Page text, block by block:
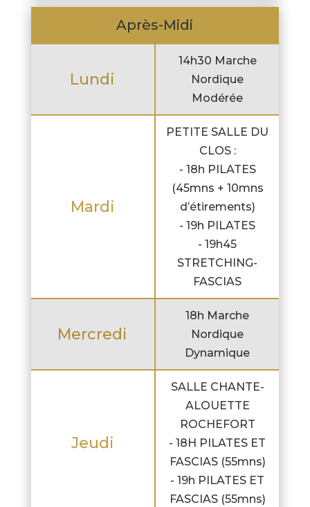
Après-Midi
Lundi
14h30 Marche
Nordique
Modérée
Mardi
PETITE SALLE DU
CLOS :
- 18h PILATES
(45mns + 10mns
d’étirements)
- 19h PILATES
- 19h45
STRETCHING-
FASCIAS
Mercredi
18h Marche
Nordique
Dynamique
Jeudi
SALLE CHANTE-
ALOUETTE
ROCHEFORT
- 18H PILATES ET
FASCIAS (55mns)
- 19h PILATES ET
FASCIAS (55mns)